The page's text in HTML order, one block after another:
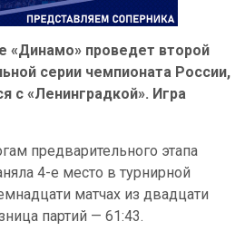
«Динамо» проведет второй
серии чемпионата России,
с «Ленинградкой». Игра
предварительного этапа
4-е место в турнирной
матчах из двадцати
партий — 61:43.